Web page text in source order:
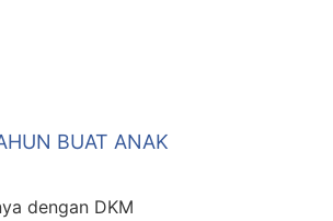
BUAT ANAK
dengan DKM